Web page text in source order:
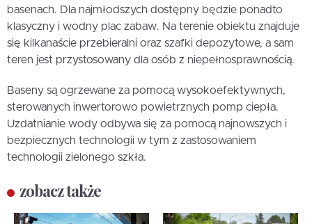
basenach. Dla najmłodszych dostępny będzie ponadto
klasyczny i wodny plac zabaw. Na terenie obiektu znajduje
się kilkanaście przebieralni oraz szafki depozytowe, a sam
teren jest przystosowany dla osób z niepełnosprawnością.
Baseny są ogrzewane za pomocą wysokoefektywnych,
sterowanych inwertorowo powietrznych pomp ciepła.
Uzdatnianie wody odbywa się za pomocą najnowszych i
bezpiecznych technologii w tym z zastosowaniem
technologii zielonego szkła.
zobacz także